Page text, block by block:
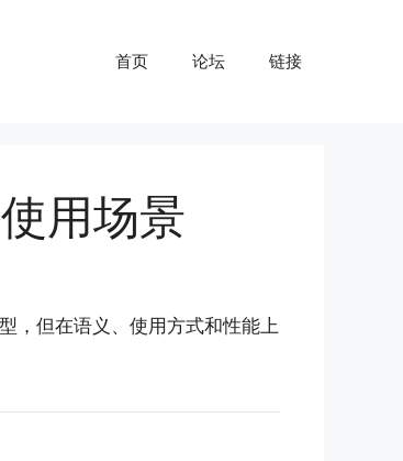
首页 论坛 链接
用场景
，但在语义、使用方式和性能上